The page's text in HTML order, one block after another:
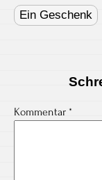
navigation
Ein Geschenk
Kommentar *